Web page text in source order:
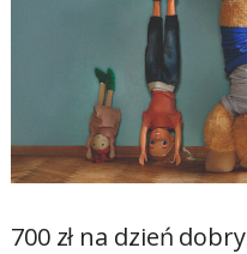
700 zł na dzień dobry